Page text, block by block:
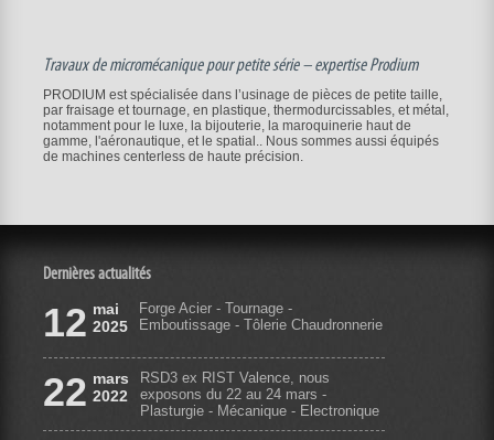
Travaux de micromécanique pour petite série – expertise Prodium
PRODIUM est spécialisée dans l’usinage de pièces de petite taille,
par fraisage et tournage, en plastique, thermodurcissables, et métal,
notamment pour le luxe, la bijouterie, la maroquinerie haut de
gamme, l'aéronautique, et le spatial.. Nous sommes aussi équipés
de machines centerless de haute précision.
Dernières actualités
12 mai
2025
Forge Acier - Tournage -
Emboutissage - Tôlerie Chaudronnerie
22 mars
2022
RSD3 ex RIST Valence, nous
exposons du 22 au 24 mars -
Plasturgie - Mécanique - Electronique